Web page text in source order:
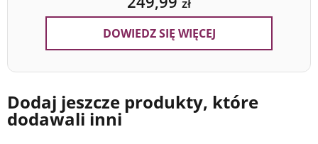
DOWIEDZ SIĘ WIĘCEJ
Dodaj jeszcze produkty, które
dodawali inni